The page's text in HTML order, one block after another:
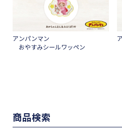
商品検索
アンパンマン
おやすみシールワッペン